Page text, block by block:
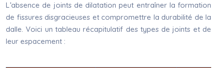
L’absence de joints de dilatation peut entraîner la formation
de fissures disgracieuses et compromettre la durabilité de la
dalle. Voici un tableau récapitulatif des types de joints et de
leur espacement :